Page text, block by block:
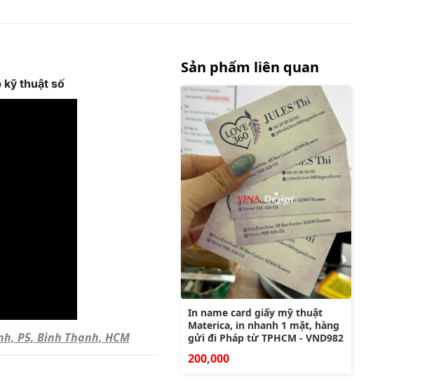
kỹ thuật số
P5, Bình Thạnh, HCM
Sản phẩm liên quan
In name card giấy mỹ thuật
Materica, in nhanh 1 mặt, hàng
gửi đi Pháp từ TPHCM - VND982
200,000